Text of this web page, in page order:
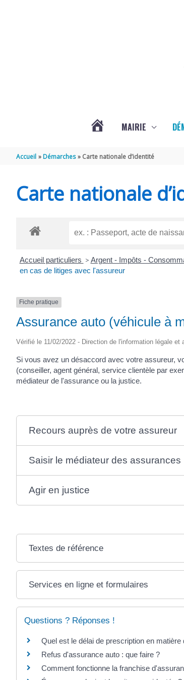
ROGATIEN
MAIRIE
Accueil Démarches Carte nationale d’identité
Carte nationale
Accueil particuliers > Argent - Impôts -
en cas de litiges avec l'assureur
Fiche pratique
Assurance auto (véhicule à
Vérifié le 11/02/2022 - Direction de l'information légale
Si vous avez un désaccord avec votre assureur,
(conseiller, agent général, service clientèle par
médiateur de l'assurance ou la justice.
Recours auprès de votre assureur
Saisir le médiateur des assurances
Agir en justice
Textes de référence
Services en ligne et formulaires
Questions ? Réponses !
Quel est le délai de prescription en
Refus d'assurance auto : que faire ?
Comment fonctionne la franchise